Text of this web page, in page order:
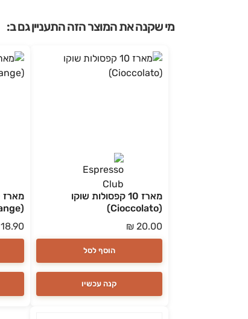
מי שקנה את המוצר הזה התעניין גם ב:
מארז 10 קפסולות שוקו
(Cioccolato)
₪ 20.00
הוסף לסל
קנה עכשיו
(Melange)
18.90